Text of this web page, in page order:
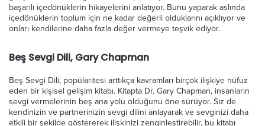
başarılı içedönüklerin hikayelerini anlatıyor. Bunu yaparak aslında
içedönüklerin toplum için ne kadar değerli olduklarını açıklıyor ve
onları kendilerine daha fazla değer vermeye teşvik ediyor.
Beş Sevgi Dili, Gary Chapman
Beş Sevgi Dili, popülaritesi arttıkça kavramları birçok ilişkiye nüfuz
eden bir kişisel gelişim kitabı. Kitapta Dr. Gary Chapman, insanların
sevgi vermelerinin beş ana yolu olduğunu öne sürüyor. Siz de
kendinizin ve partnerinizin sevgi dilini anlayarak ve sevginizi daha
etkili bir şekilde göstererek ilişkinizi zenginleştirebilir, bu kitabı